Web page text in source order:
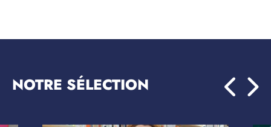
NOTRE SÉLECTION